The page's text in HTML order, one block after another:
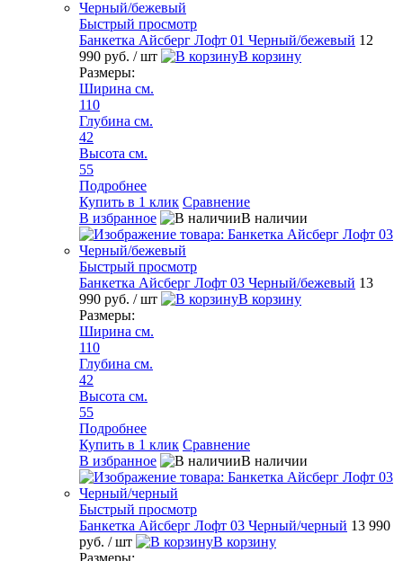
Быстрый просмотр
Банкетка Айсберг Лофт 01 Черный/бежевый 12
990 руб. / шт
В корзину
Размеры:
Ширина см.
110
Глубина см.
42
Высота см.
55
Подробнее
Купить в 1 клик Сравнение
В избранное
В наличии
Быстрый просмотр
Банкетка Айсберг Лофт 03 Черный/бежевый 13
990 руб. / шт
В корзину
Размеры:
Ширина см.
110
Глубина см.
42
Высота см.
55
Подробнее
Купить в 1 клик Сравнение
В избранное
В наличии
Быстрый просмотр
Банкетка Айсберг Лофт 03 Черный/черный 13 990
руб. / шт
В корзину
Размеры: